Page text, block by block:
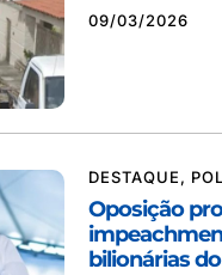
09/03/2026
DESTAQUE,
Oposição
bilionárias do